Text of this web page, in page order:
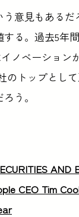
意見もある
る。過去5年
ノベーション
のトップとし
う。
AND
CEO Tim